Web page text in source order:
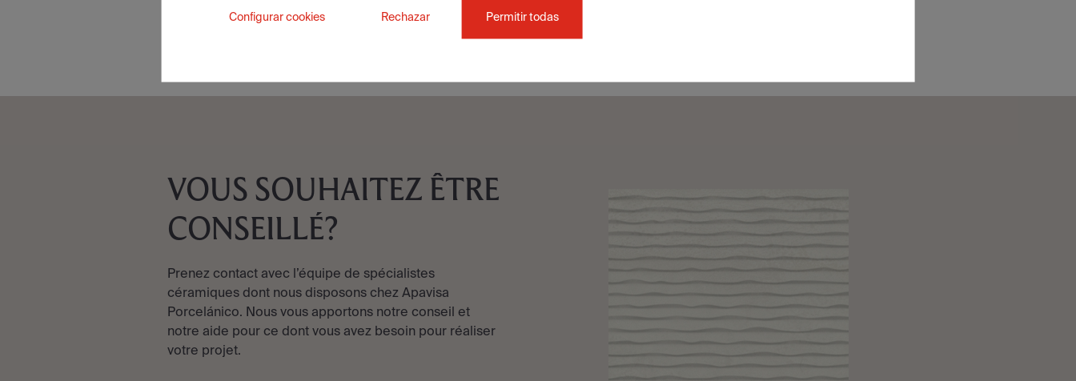
VOUS SOUHAITEZ ÊTRE
CONSEILLÉ?
Prenez contact avec l’équipe de spécialistes
céramiques dont nous disposons chez Apavisa
Porcelánico. Nous vous apportons notre conseil et
notre aide pour ce dont vous avez besoin pour réaliser
votre projet.
Configurar cookies Rechazar Permitir todas